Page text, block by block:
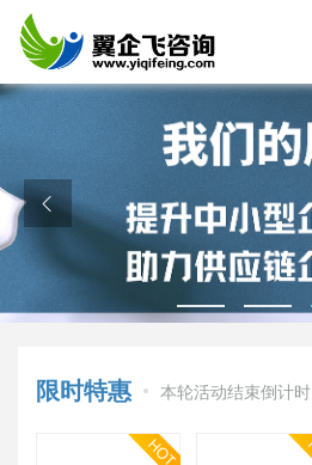
限时特惠 本轮活动结束倒计时